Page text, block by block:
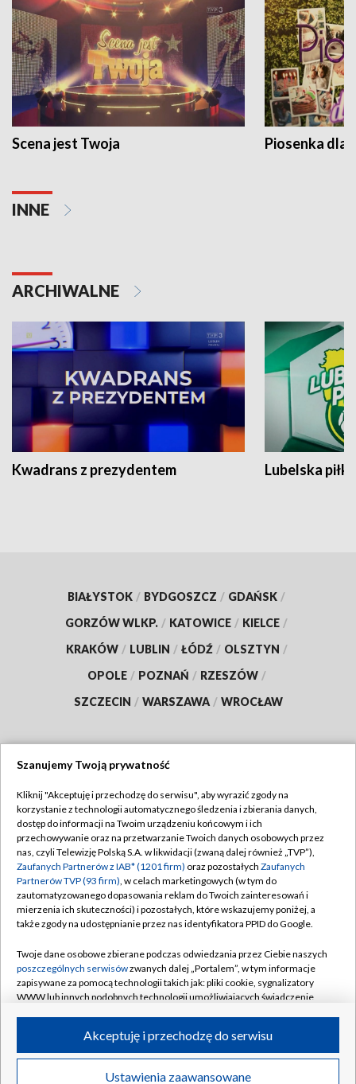
Scena jest Twoja Piosenka dla
INNE
ARCHIWALNE
Kwadrans z prezydentem Lubelska piłka
BIAŁYSTOK / BYDGOSZCZ / GDAŃSK /
GORZÓW WLKP. / KATOWICE / KIELCE /
KRAKÓW / LUBLIN / ŁÓDŹ / OLSZTYN /
OPOLE / POZNAŃ / RZESZÓW /
SZCZECIN / WARSZAWA / WROCŁAW
TVP
Abonament TVP
Emisja w TVP
Centrum informacji TVP
Naziemna Telewizja Cyfrowa
Rada Programowa
System NOS
Informacje o nadawcy
Program dla prasy
Regulamin TVP
Polityka prywatności
Moje zgody
Pomoc
Kontakt
Kanały
©2026 Telewizja Polska S.A. w likwidacji
Szanujemy Twoją prywatność
Kliknij "Akceptuję i przechodzę do serwisu", aby wyrazić zgody na
korzystanie z technologii automatycznego śledzenia i zbierania danych,
dostęp do informacji na Twoim urządzeniu końcowym i ich
przechowywanie oraz na przetwarzanie Twoich danych osobowych przez
nas, czyli Telewizję Polską S.A. w likwidacji (zwaną dalej również „TVP”),
Zaufanych Partnerów z IAB* (1201 firm) oraz pozostałych Zaufanych
Partnerów TVP (93 firm), w celach marketingowych (w tym do
zautomatyzowanego dopasowania reklam do Twoich zainteresowań i
mierzenia ich skuteczności) i pozostałych, które wskazujemy poniżej, a
także zgody na udostępnianie przez nas identyfikatora PPID do Google.
Twoje dane osobowe zbierane podczas odwiedzania przez Ciebie naszych
poszczególnych serwisówzwanych dalej „Portalem”, w tym informacje
zapisywane za pomocą technologii takich jak: pliki cookie, sygnalizatory
WWW lub innych podobnych technologii umożliwiających świadczenie
ruchu w Internecie.
Twoje dane osobowe zbierane podczas odwiedzania przez Ciebie
Ustawienia zaawansowane
Akceptuję i przechodzę do serwisu